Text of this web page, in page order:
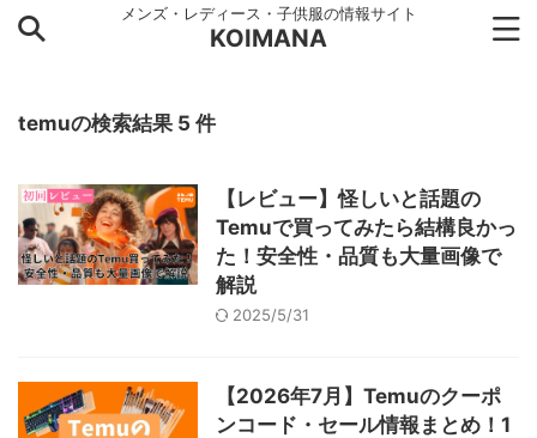
メンズ・レディース・子供服の情報サイト
KOIMANA
temuの検索結果 5 件
【レビュー】怪しいと話題の
Temuで買ってみたら結構良かっ
た！安全性・品質も大量画像で
解説
2025/5/31
【2026年7月】Temuのクーポ
ンコード・セール情報まとめ！1